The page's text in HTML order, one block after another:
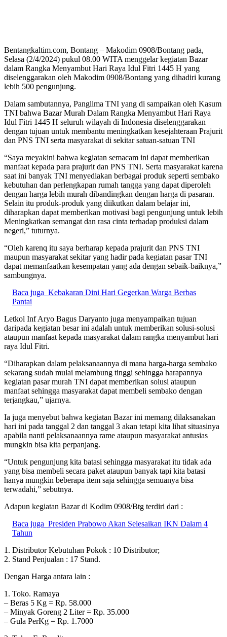
Bentangkaltim.com, Bontang – Makodim 0908/Bontang pada,
Selasa (2/4/2024) pukul 08.00 WITA menggelar kegiatan Bazar
dalam Rangka Menyambut Hari Raya Idul Fitri 1445 H yang
diselenggarakan oleh Makodim 0908/Bontang yang dihadiri kurang
lebih 500 pengunjung.
Dalam sambutannya, Panglima TNI yang di sampaikan oleh Kasum
TNI bahwa Bazar Murah Dalam Rangka Menyambut Hari Raya
Idul Fitri 1445 H seluruh wilayah di Indonesia diselenggarakan
dengan tujuan untuk membantu meningkatkan kesejahteraan Prajurit
dan PNS TNI serta masyarakat di sekitar satuan-satuan TNI
“Saya meyakini bahwa kegiatan semacam ini dapat memberikan
manfaat kepada para prajurit dan PNS TNI. Serta masyarakat karena
saat ini banyak TNI menyediakan berbagai produk seperti sembako
kebutuhan dan perlengkapan rumah tangga yang dapat diperoleh
dengan harga lebih murah dibandingkan dengan harga di pasaran.
Selain itu produk-produk yang diikutkan dalam belajar ini,
diharapkan dapat memberikan motivasi bagi pengunjung untuk lebih
Meningkatkan semangat dan rasa cinta terhadap produksi dalam
negeri,” tuturnya.
“Oleh karenq itu saya berharap kepada prajurit dan PNS TNI
maupun masyarakat sekitar yang hadir pada kegiatan pasar TNI
dapat memanfaatkan kesempatan yang ada dengan sebaik-baiknya,”
sambungnya.
Baca juga Kebakaran Dini Hari Gegerkan Warga Berbas
Pantai
Letkol Inf Aryo Bagus Daryanto juga menyampaikan tujuan
daripada kegiatan besar ini adalah untuk memberikan solusi-solusi
ataupun manfaat kepada masyarakat dalam rangka menyambut hari
raya Idul Fitri.
“Diharapkan dalam pelaksanaannya di mana harga-harga sembako
sekarang sudah mulai melambung tinggi sehingga harapannya
kegiatan pasar murah TNI dapat memberikan solusi ataupun
manfaat sehingga masyarakat dapat membeli sembako dengan
terjangkau,” ujarnya.
Ia juga menyebut bahwa kegiatan Bazar ini memang dilaksanakan
hari ini pada tanggal 2 dan tanggal 3 akan tetapi kita lihat situasinya
apabila nanti pelaksanaannya rame ataupun masyarakat antusias
mungkin bisa kita perpanjang.
“Untuk pengunjung kita batasi sehingga masyarakat itu tidak ada
yang bisa membeli secara paket ataupun banyak tapi kita batasi
hanya mungkin beberapa item saja sehingga semuanya bisa
terwadahi,” sebutnya.
Adapun kegiatan Bazar di Kodim 0908/Btg terdiri dari :
Baca juga Presiden Prabowo Akan Selesaikan IKN Dalam 4
Tahun
1. Distributor Kebutuhan Pokok : 10 Distributor;
2. Stand Penjualan : 17 Stand.
Dengan Harga antara lain :
1. Toko. Ramaya
– Beras 5 Kg = Rp. 58.000
– Minyak Goreng 2 Liter = Rp. 35.000
– Gula PerKg = Rp. 1.7000